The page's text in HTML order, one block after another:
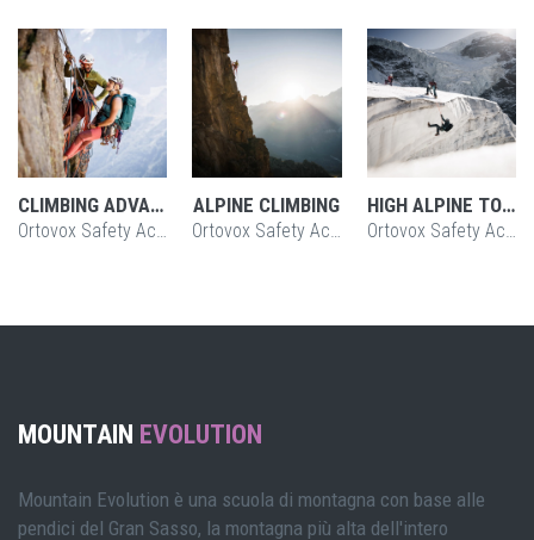
CLIMBING ADVANCED
Ortovox Safety Accademy
ALPINE CLIMBING
Ortovox Safety Accademy
HIGH ALPINE TOURING BASIC
Ortovox Safety Accademy
MOUNTAIN EVOLUTION
Mountain Evolution è una scuola di montagna con base alle
pendici del Gran Sasso, la montagna più alta dell'intero